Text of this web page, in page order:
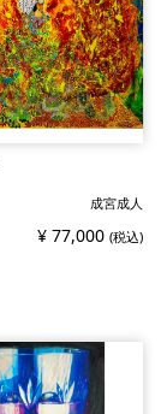
成宮成人
¥ 77,000 (税込)